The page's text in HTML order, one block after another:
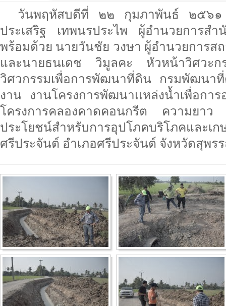
วันพฤหัสบดีที่ ๒๒ กุมภาพันธ์ ๒๕๖
ประเสริฐ เทพนรประไพ ผู้อำนวยการส
พร้อมด้วย นายวันชัย วงษา ผู้อำนวยการ
และนายธนเดช วิมูลคะ หัวหน้าวิศวะ
วิศวกรรมเพื่อการพัฒนาที่ดิน กรมพัฒนา
งาน งานโครงการพัฒนาเเหล่งน้ำเพื่อกา
โครงการคลองคาดคอนกรีต ความย
ประโยชน์สำหรับการอุปโภคบริโภคและ
ศรีประจันต์ อำเภอศรีประจันต์ จังหวัดสุพร